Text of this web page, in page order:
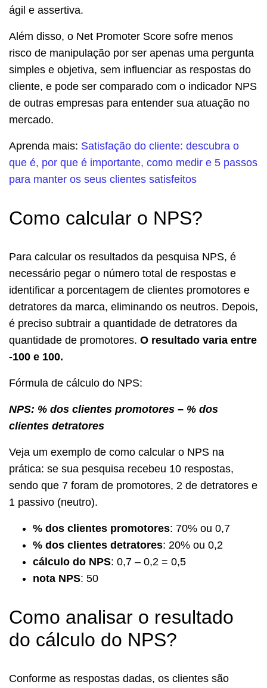
ágil e assertiva.
Além disso, o Net Promoter Score sofre menos
risco de manipulação por ser apenas uma pergunta
simples e objetiva, sem influenciar as respostas do
cliente, e pode ser comparado com o indicador NPS
de outras empresas para entender sua atuação no
mercado.
Aprenda mais: Satisfação do cliente: descubra o
que é, por que é importante, como medir e 5 passos
para manter os seus clientes satisfeitos
Como calcular o NPS?
Para calcular os resultados da pesquisa NPS, é
necessário pegar o número total de respostas e
identificar a porcentagem de clientes promotores e
detratores da marca, eliminando os neutros. Depois,
é preciso subtrair a quantidade de detratores da
quantidade de promotores. O resultado varia entre
-100 e 100.
Fórmula de cálculo do NPS:
NPS: % dos clientes promotores – % dos
clientes detratores
Veja um exemplo de como calcular o NPS na
prática: se sua pesquisa recebeu 10 respostas,
sendo que 7 foram de promotores, 2 de detratores e
1 passivo (neutro).
% dos clientes promotores: 70% ou 0,7
% dos clientes detratores: 20% ou 0,2
cálculo do NPS: 0,7 – 0,2 = 0,5
nota NPS: 50
Como analisar o resultado
do cálculo do NPS?
Conforme as respostas dadas, os clientes são